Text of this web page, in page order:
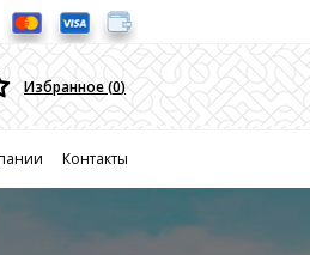
Избранное (0)
Контакты